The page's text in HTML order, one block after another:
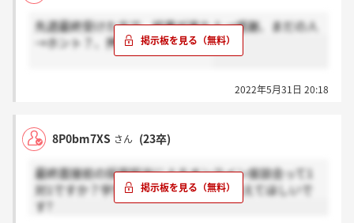
先週最終受けた方で、結果が来た人→感謝、まだの人
→ホント？、押してほしいです！
2022年5月31日 20:18
8P0bm7XS さん (23卒)
最終面接前の採用担当によるオンライン座談会って1
対1ですか？学生の人数・人事の人数教えてほしいで
す?